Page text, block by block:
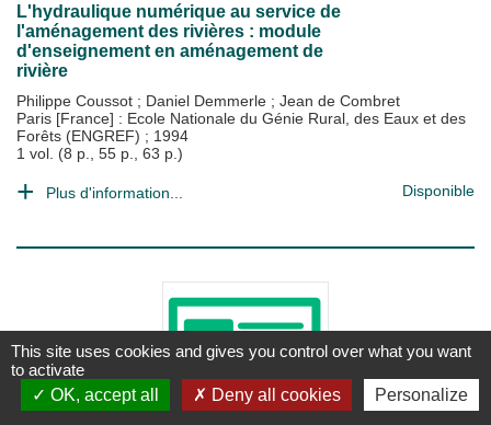
L'hydraulique numérique au service de
l'aménagement des rivières : module
d'enseignement en aménagement de
rivière
Philippe Coussot ; Daniel Demmerle ; Jean de Combret
Paris [France] : Ecole Nationale du Génie Rural, des Eaux et des
Forêts (ENGREF) ; 1994
1 vol. (8 p., 55 p., 63 p.)
Plus d'information... Disponible
This site uses cookies and gives you control over what you want
to activate
OK, accept all
Deny all cookies Personalize